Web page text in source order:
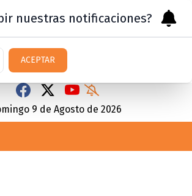
9 de Agosto de 2026
nuestras notificaciones?
ACEPTAR